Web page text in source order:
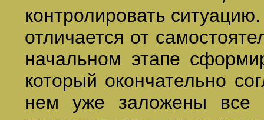
контролировать
отличается от
начальном этапе
который окончательно
нем уже заложены все